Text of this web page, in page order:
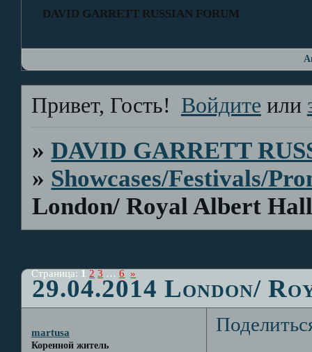
DAVID GARRETT RUSSIAN FORUM
Привет, Гость! Войдите или
»DAVID GARRETT
» Showcases/Festivals/
London/ Royal Albert
29.04.2014 London/
Страница:1 2 3 … 6 »
martusa
Коренной житель